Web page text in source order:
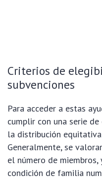
Criterios de
subvenciones
Para acceder a estas
cumplir con una serie
la distribución
Generalmente, se
el número de
condición de familia